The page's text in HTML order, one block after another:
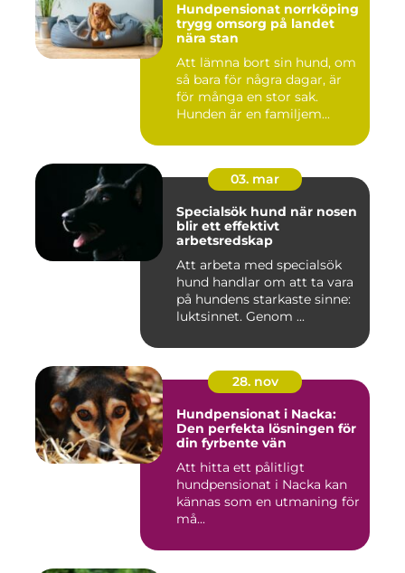
Hundpensionat norrköping
trygg omsorg på landet
nära stan
Att lämna bort sin hund, om
så bara för några dagar, är
för många en stor sak.
Hunden är en familjem...
03. mar
Specialsök hund när nosen
blir ett effektivt
arbetsredskap
Att arbeta med specialsök
hund handlar om att ta vara
på hundens starkaste sinne:
luktsinnet. Genom ...
28. nov
Hundpensionat i Nacka:
Den perfekta lösningen för
din fyrbente vän
Att hitta ett pålitligt
hundpensionat i Nacka kan
kännas som en utmaning för
må...